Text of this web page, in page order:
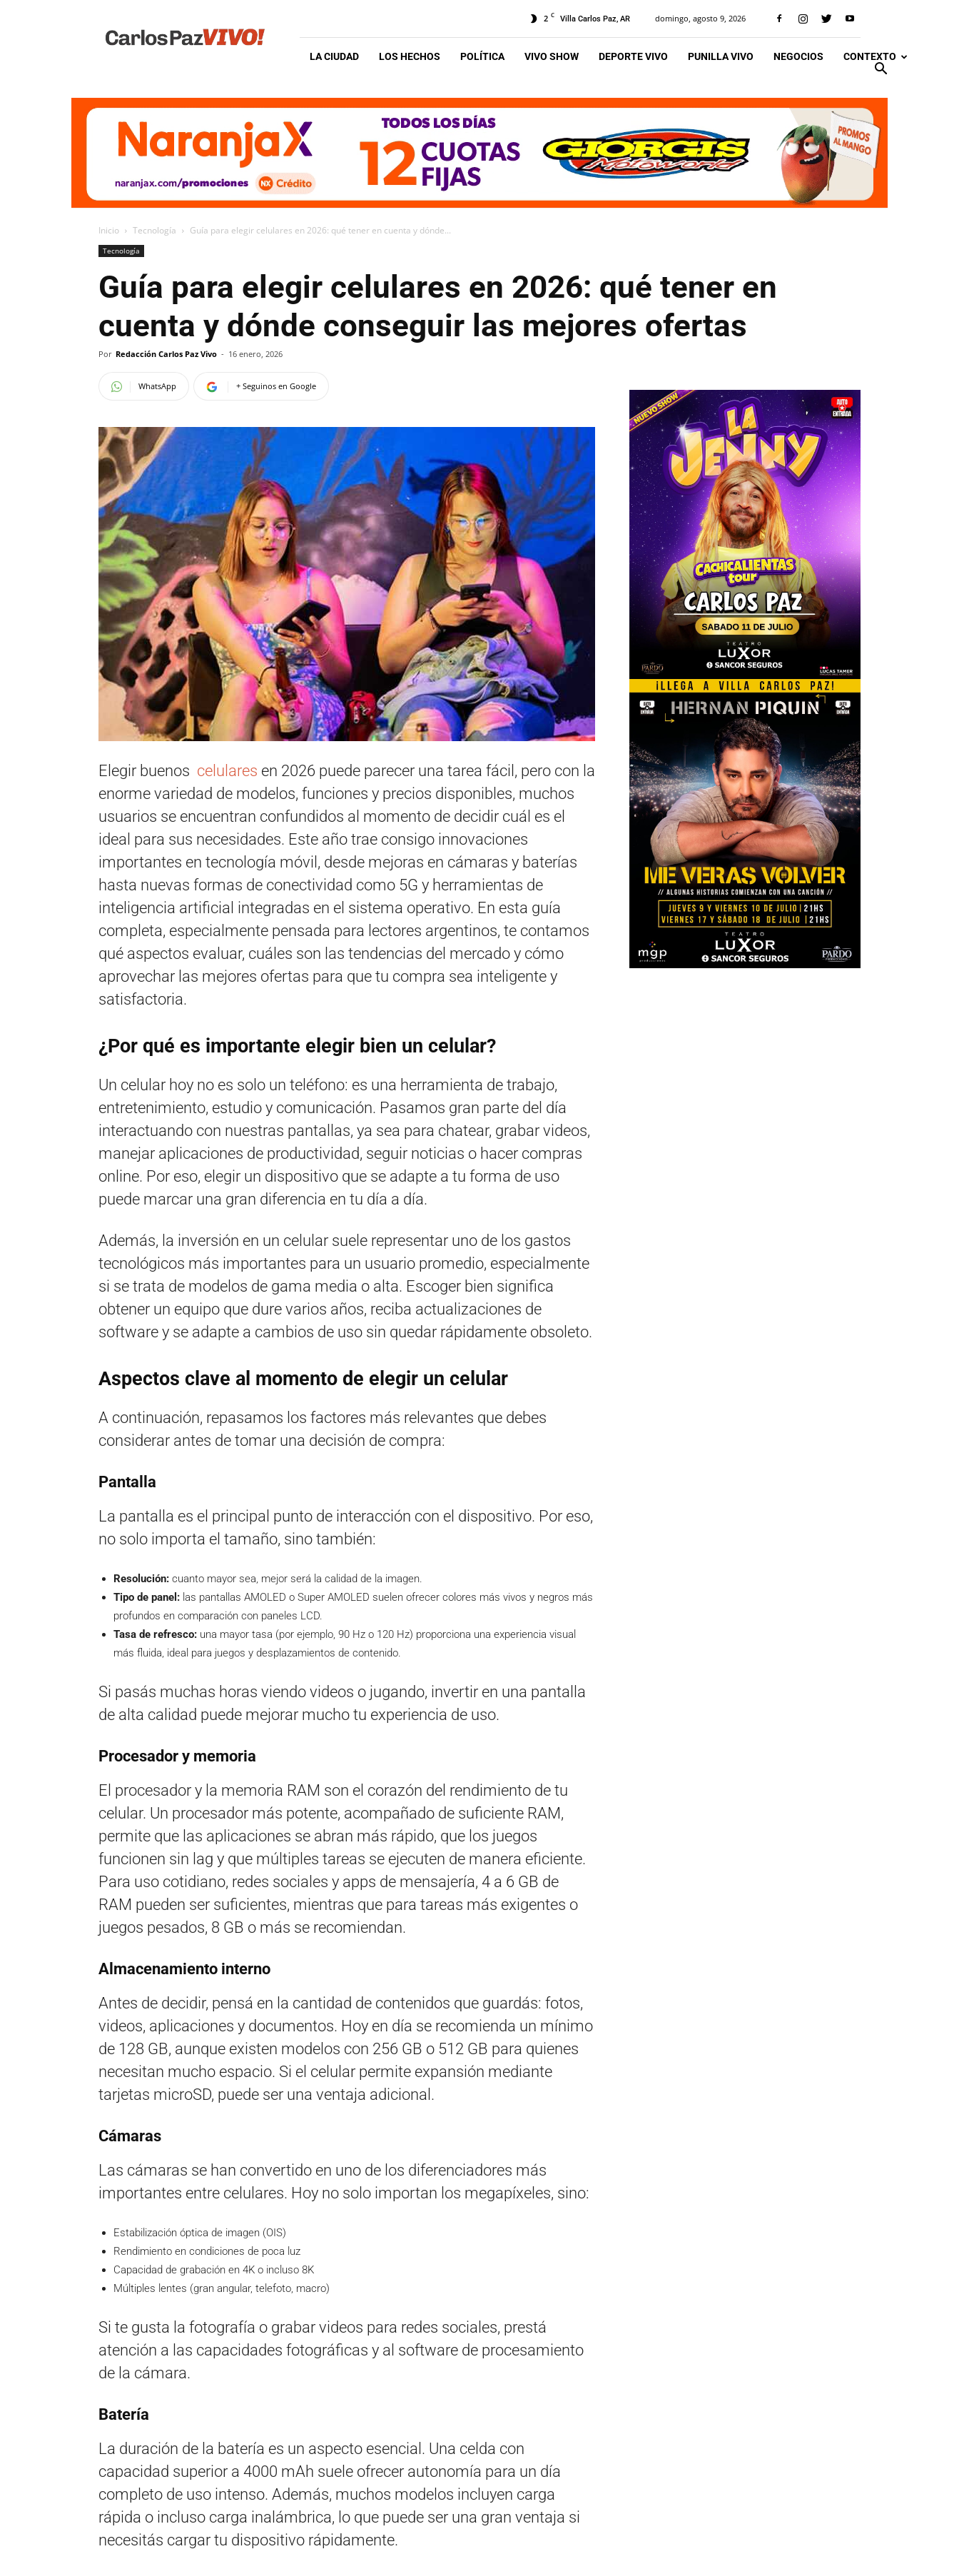
Vivo
2 C Villa Carlos Paz, AR domingo, agosto 9, 2026
LA CIUDAD LOS HECHOS POLÍTICA VIVO SHOW DEPORTE VIVO PUNILLA VIVO NEGOCIOS CONTEXTO
Inicio Tecnología Guía para elegir celulares en 2026: qué tener en cuenta y dónde...
Tecnología
Guía para elegir celulares en 2026: qué tener en
cuenta y dónde conseguir las mejores ofertas
Por Redacción Carlos Paz Vivo - 16 enero, 2026
WhatsApp + Seguinos en Google
Elegir buenos celulares en 2026 puede parecer una tarea fácil, pero con la
enorme variedad de modelos, funciones y precios disponibles, muchos
usuarios se encuentran confundidos al momento de decidir cuál es el
ideal para sus necesidades. Este año trae consigo innovaciones
importantes en tecnología móvil, desde mejoras en cámaras y baterías
hasta nuevas formas de conectividad como 5G y herramientas de
inteligencia artificial integradas en el sistema operativo. En esta guía
completa, especialmente pensada para lectores argentinos, te contamos
qué aspectos evaluar, cuáles son las tendencias del mercado y cómo
aprovechar las mejores ofertas para que tu compra sea inteligente y
satisfactoria.
¿Por qué es importante elegir bien un celular?
Un celular hoy no es solo un teléfono: es una herramienta de trabajo,
entretenimiento, estudio y comunicación. Pasamos gran parte del día
interactuando con nuestras pantallas, ya sea para chatear, grabar videos,
manejar aplicaciones de productividad, seguir noticias o hacer compras
online. Por eso, elegir un dispositivo que se adapte a tu forma de uso
puede marcar una gran diferencia en tu día a día.
Además, la inversión en un celular suele representar uno de los gastos
tecnológicos más importantes para un usuario promedio, especialmente
si se trata de modelos de gama media o alta. Escoger bien significa
obtener un equipo que dure varios años, reciba actualizaciones de
software y se adapte a cambios de uso sin quedar rápidamente obsoleto.
Aspectos clave al momento de elegir un celular
A continuación, repasamos los factores más relevantes que debes
considerar antes de tomar una decisión de compra:
Pantalla
La pantalla es el principal punto de interacción con el dispositivo. Por eso,
no solo importa el tamaño, sino también:
Resolución: cuanto mayor sea, mejor será la calidad de la imagen.
Tipo de panel: las pantallas AMOLED o Super AMOLED suelen ofrecer colores más vivos y negros más
profundos en comparación con paneles LCD.
Tasa de refresco: una mayor tasa (por ejemplo, 90 Hz o 120 Hz) proporciona una experiencia visual
más fluida, ideal para juegos y desplazamientos de contenido.
Si pasás muchas horas viendo videos o jugando, invertir en una pantalla
de alta calidad puede mejorar mucho tu experiencia de uso.
Procesador y memoria
El procesador y la memoria RAM son el corazón del rendimiento de tu
celular. Un procesador más potente, acompañado de suficiente RAM,
permite que las aplicaciones se abran más rápido, que los juegos
funcionen sin lag y que múltiples tareas se ejecuten de manera eficiente.
Para uso cotidiano, redes sociales y apps de mensajería, 4 a 6 GB de
RAM pueden ser suficientes, mientras que para tareas más exigentes o
juegos pesados, 8 GB o más se recomiendan.
Almacenamiento interno
Antes de decidir, pensá en la cantidad de contenidos que guardás: fotos,
videos, aplicaciones y documentos. Hoy en día se recomienda un mínimo
de 128 GB, aunque existen modelos con 256 GB o 512 GB para quienes
necesitan mucho espacio. Si el celular permite expansión mediante
tarjetas microSD, puede ser una ventaja adicional.
Cámaras
Las cámaras se han convertido en uno de los diferenciadores más
importantes entre celulares. Hoy no solo importan los megapíxeles, sino:
Estabilización óptica de imagen (OIS)
Rendimiento en condiciones de poca luz
Capacidad de grabación en 4K o incluso 8K
Múltiples lentes (gran angular, telefoto, macro)
Si te gusta la fotografía o grabar videos para redes sociales, prestá
atención a las capacidades fotográficas y al software de procesamiento
de la cámara.
Batería
La duración de la batería es un aspecto esencial. Una celda con
capacidad superior a 4000 mAh suele ofrecer autonomía para un día
completo de uso intenso. Además, muchos modelos incluyen carga
rápida o incluso carga inalámbrica, lo que puede ser una gran ventaja si
necesitás cargar tu dispositivo rápidamente.